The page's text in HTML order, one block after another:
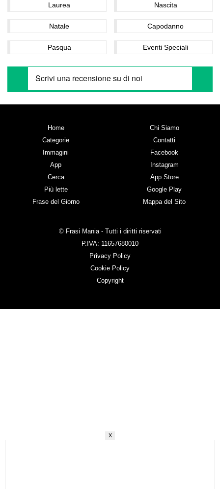
Laurea Nascita
Natale Capodanno
Pasqua Eventi Speciali
Home
Categorie
Immagini
App
Cerca
Più lette
Frase del Giorno
Chi Siamo
Contatti
Facebook
Instagram
App Store
Google Play
Mappa del Sito
© Frasi Mania - Tutti i diritti riservati
P.IVA: 11657680010
Privacy Policy
Cookie Policy
Copyright
X